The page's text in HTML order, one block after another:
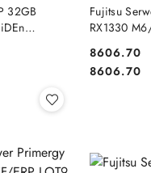
32GB
Fujitsu
RX1330
PSU
Cena:
8606.70
Cena:
8606.70